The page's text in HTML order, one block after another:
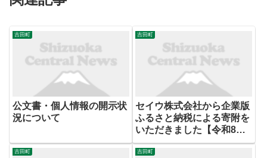
吉田町
公文書・個人情報の開示状
況について
吉田町
セイウ株式会社から企業版
ふるさと納税による寄附を
いただきました【令和8年3
月31日】
吉田町 吉田町